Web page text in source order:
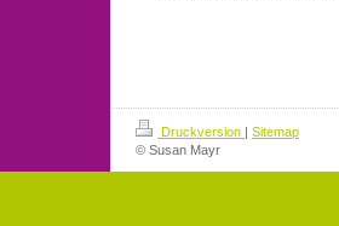
Druckversion | Sitemap
© Susan Mayr